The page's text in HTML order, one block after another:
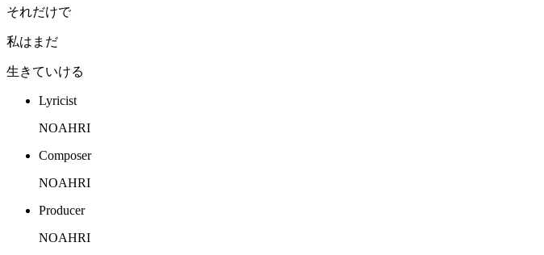
それだけで
私はまだ
生きていける
Lyricist
NOAHRI
Composer
NOAHRI
Producer
NOAHRI